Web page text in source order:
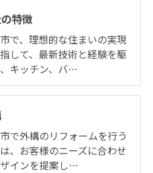
特徴
で、理想的な住まいの実現
して、最新技術と経験を駆
キッチン、バ…
で外構のリフォームを行う
、お客様のニーズに合わせ
インを提案し…